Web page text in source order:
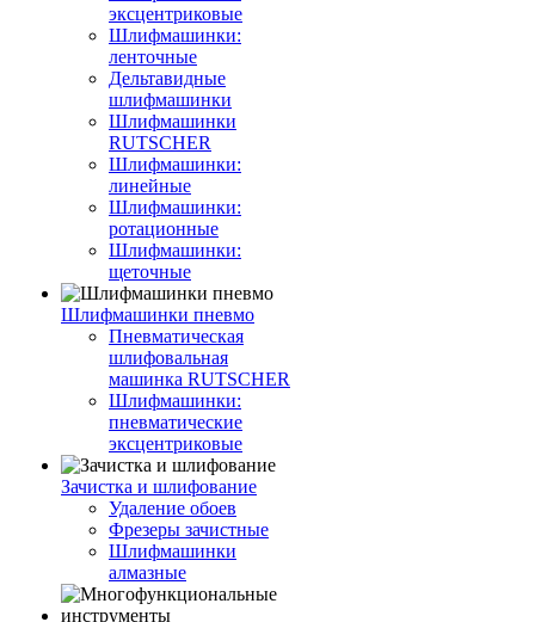
эксцентриковые
Шлифмашинки:
ленточные
Дельтавидные
шлифмашинки
Шлифмашинки
RUTSCHER
Шлифмашинки:
линейные
Шлифмашинки:
ротационные
Шлифмашинки:
щеточные
Шлифмашинки пневмо
Пневматическая
шлифовальная
машинка RUTSCHER
Шлифмашинки:
пневматические
эксцентриковые
Зачистка и шлифование
Удаление обоев
Фрезеры зачистные
Шлифмашинки
алмазные